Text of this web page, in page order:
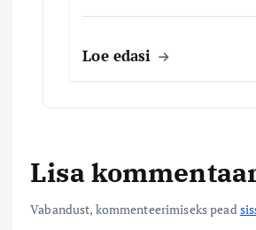
Loe edasi
Lisa
Vabandust, kommenteerimiseks pead